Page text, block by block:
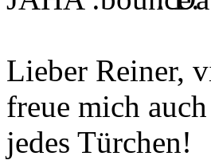
Lieber Reiner,
freue mich
jedes Türchen!